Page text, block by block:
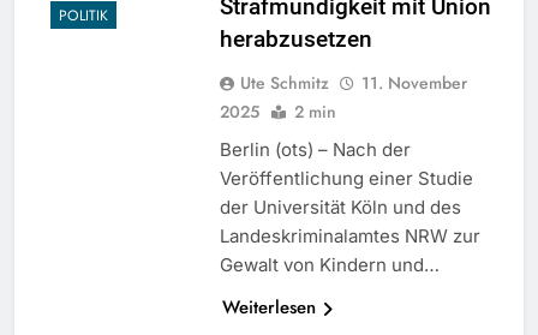
POLITIK
Strafmündigkeit mit Union
herabzusetzen
Ute Schmitz
11. November
2025
2 min
Berlin (ots) – Nach der
Veröffentlichung einer Studie
der Universität Köln und des
Landeskriminalamtes NRW zur
Gewalt von Kindern und…
Weiterlesen